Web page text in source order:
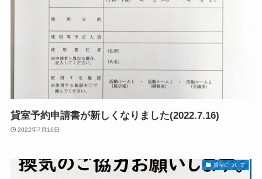
貸室予約申請書が新しくなりました(2022.7.16)
2022年7月16日
貸室について